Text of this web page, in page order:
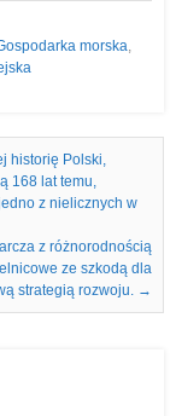
morska,
historię Polski,
168 lat temu,
z nielicznych w
z różnorodnością
ze szkodą dla
strategią rozwoju. →